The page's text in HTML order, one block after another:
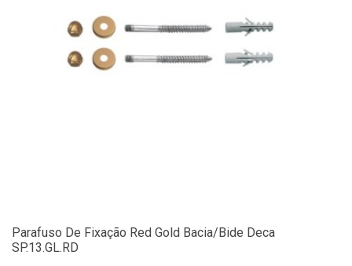
Parafuso De Fixação Red Gold Bacia/Bide Deca
SP.13.GL.RD